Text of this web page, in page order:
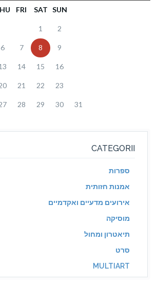
FRI SAT SUN
1 2
6 7 8 9
14 15 16
21 22 23
28 29 30 31
CATEGORII
ספרות
אמנות חזותית
אירועים מדעיים ואקדמיים
מוסיקה
תיאטרון ומחול
סרט
MULTIART